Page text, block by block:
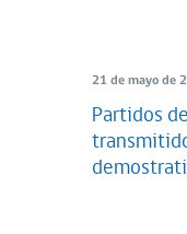
21 de mayo de
Partidos